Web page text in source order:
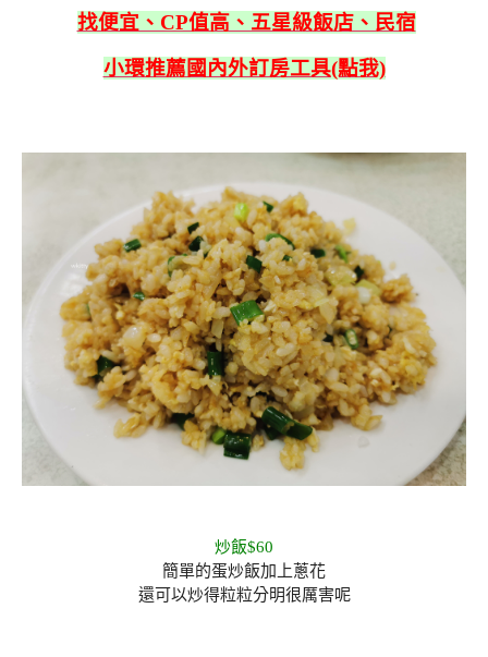
找便宜、CP值高、五星級飯店、民宿
小環推薦國內外訂房工具(點我)
炒飯$60
簡單的蛋炒飯加上蔥花
還可以炒得粒粒分明很厲害呢